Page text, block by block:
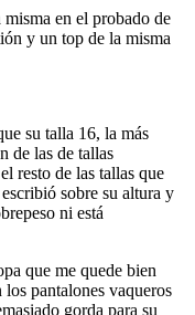
en el probado de
y un top de la misma
su talla 16, la más
de las de tallas
resto de las tallas que
sobre su altura y
ni está
que me quede bien
pantalones vaqueros
gorda para su